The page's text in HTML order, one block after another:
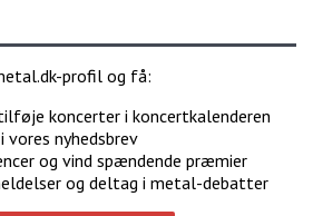
profil og få:
koncerter i koncertkalenderen
vores nyhedsbrev
og vind spændende præmier
og deltag i metal-debatter